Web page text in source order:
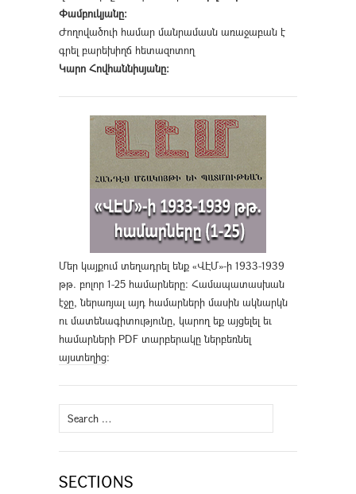
Փամբուկյանը։
Ժողովածուի համար մանրամասն առաջաբան է
գրել բարեխիղճ հետազոտող
Կարո Հովհաննիսյանը։
Մեր կայքում տեղադրել ենք «ՎԷՄ»-ի 1933-1939
թթ. բոլոր 1-25 համարները։ Համապատասխան
էջը, ներառյալ այդ համարների մասին ակնարկն
ու մատենագիտությունը, կարող եք այցելել եւ
համարների PDF տարբերակը ներբեռնել
այստեղից։
Search
for:
SECTIONS